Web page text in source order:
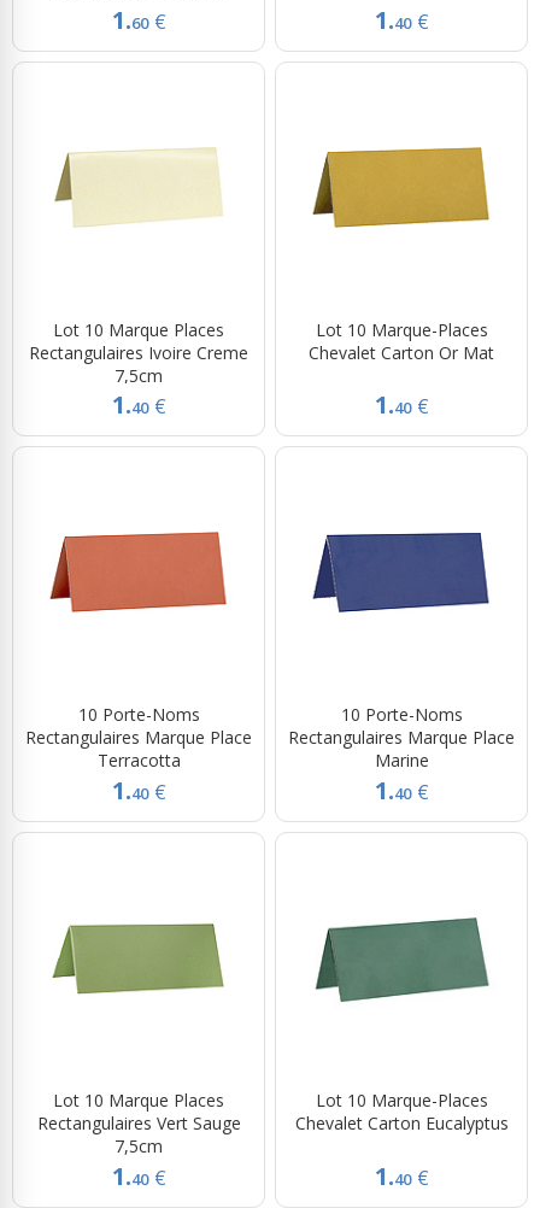
1.60 € 1.40 €
Lot 10 Marque Places
Rectangulaires Ivoire Creme
7,5cm
1.40 €
Lot 10 Marque-Places
Chevalet Carton Or Mat
1.40 €
10 Porte-Noms
Rectangulaires Marque Place
Terracotta
1.40 €
10 Porte-Noms
Rectangulaires Marque Place
Marine
1.40 €
Lot 10 Marque Places
Rectangulaires Vert Sauge
7,5cm
1.40 €
Lot 10 Marque-Places
Chevalet Carton Eucalyptus
1.40 €